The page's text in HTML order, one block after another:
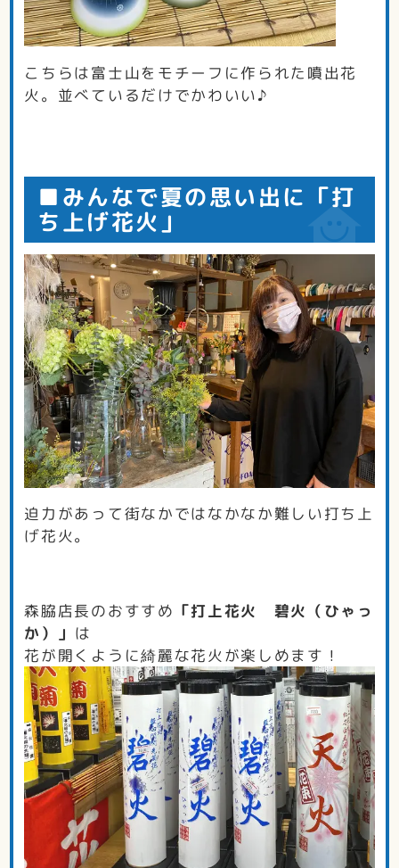
こちらは富士山をモチーフに作られた噴出花
火。並べているだけでかわいい♪
■みんなで夏の思い出に「打
ち上げ花火」
迫力があって街なかではなかなか難しい打ち上
げ花火。
森脇店長のおすすめ 「打上花火 碧火（ひゃっ
か）」 は
花が開くように綺麗な花火が楽しめます！